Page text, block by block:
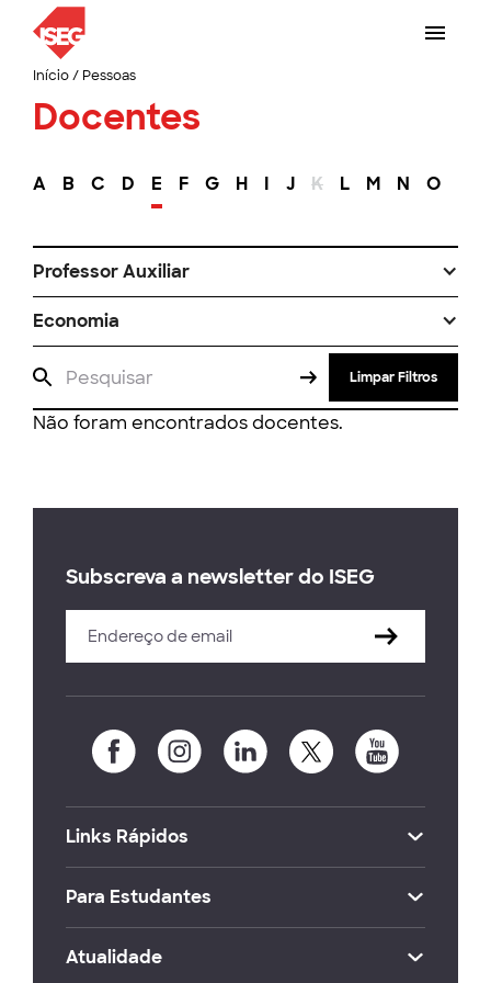
Início/ Pessoas
Docentes
A B C D E F G H I J K L M N O
Professor Auxiliar
Economia
Limpar Filtros
Não foram encontrados docentes.
Subscreva a newsletter do ISEG
Links Rápidos
Para Estudantes
Atualidade